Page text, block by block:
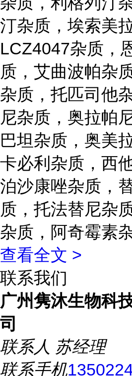
汀杂质，埃索美
LCZ4047杂质，
质，艾曲波帕杂
杂质，托匹司他
尼杂质，奥拉帕
巴坦杂质，奥美
卡必利杂质，西
泊沙康唑杂质，
质，托法替尼杂
杂质，阿奇霉素
查看全文 >
联系我们
广州隽沐生物科
司
联系人 苏经理
联系手机